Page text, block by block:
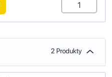
2 Produkty